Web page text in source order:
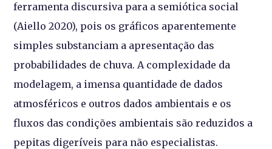
ferramenta discursiva para a semiótica social
(Aiello 2020), pois os gráficos aparentemente
simples substanciam a apresentação das
probabilidades de chuva. A complexidade da
modelagem, a imensa quantidade de dados
atmosféricos e outros dados ambientais e os
fluxos das condições ambientais são reduzidos a
pepitas digeríveis para não especialistas.